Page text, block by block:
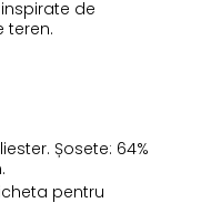
de
teren.
Șosete: 64%
pentru